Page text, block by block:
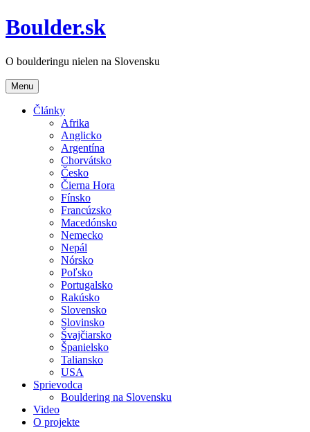
Boulder.sk
O boulderingu nielen na Slovensku
Menu
Články
Afrika
Anglicko
Argentína
Chorvátsko
Česko
Čierna Hora
Fínsko
Francúzsko
Macedónsko
Nemecko
Nepál
Nórsko
Poľsko
Portugalsko
Rakúsko
Slovensko
Slovinsko
Švajčiarsko
Španielsko
Taliansko
USA
Sprievodca
Bouldering na Slovensku
Video
O projekte